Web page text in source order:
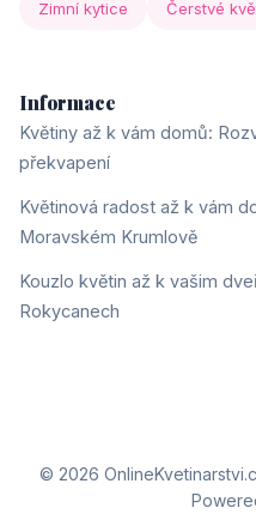
Zimní kytice Čerstvé
Informace
Květiny až k vám domů:
překvapení
Květinová radost až k vám
Moravském Krumlově
Kouzlo květin až k vašim
Rokycanech
© 2026